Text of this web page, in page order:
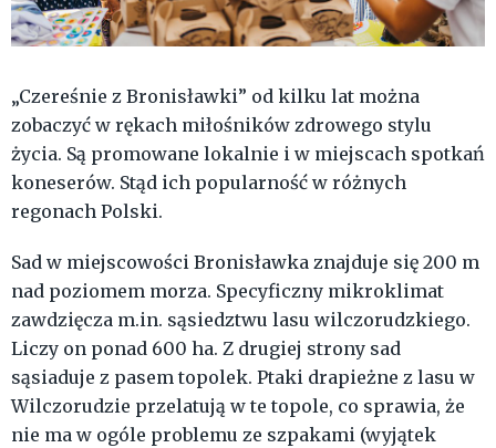
„Czereśnie z Bronisławki” od kilku lat można
zobaczyć w rękach miłośników zdrowego stylu
życia. Są promowane lokalnie i w miejscach spotkań
koneserów. Stąd ich popularność w różnych
regonach Polski.
Sad w miejscowości Bronisławka znajduje się 200 m
nad poziomem morza. Specyficzny mikroklimat
zawdzięcza m.in. sąsiedztwu lasu wilczorudzkiego.
Liczy on ponad 600 ha. Z drugiej strony sad
sąsiaduje z pasem topolek. Ptaki drapieżne z lasu w
Wilczorudzie przelatują w te topole, co sprawia, że
nie ma w ogóle problemu ze szpakami (wyjątek